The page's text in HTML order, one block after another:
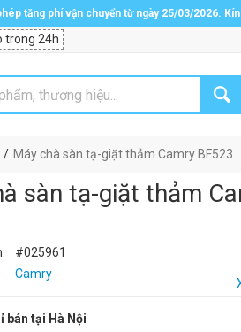
tăng phí vận chuyển từ ngày 25/03/2026.
trong 24h
Máy chà sàn tạ-giặt thảm Camry BF523
sàn tạ-giặt thảm
#025961
Camry
bán tại Hà Nội